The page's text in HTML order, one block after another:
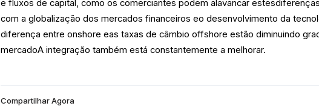
e fluxos de capital, como os comerciantes podem alavancar
com a globalização dos mercados financeiros eo desenvolvimento da
diferença entre onshore eas taxas de câmbio offshore estão diminuindo
mercadoA integração também está constantemente a melhorar.
Compartilhar Agora